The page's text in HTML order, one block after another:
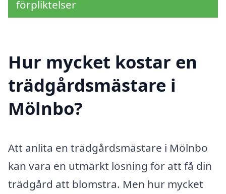
förpliktelser
Hur mycket kostar en
trädgårdsmästare i
Mölnbo?
Att anlita en trädgårdsmästare i Mölnbo
kan vara en utmärkt lösning för att få din
trädgård att blomstra. Men hur mycket